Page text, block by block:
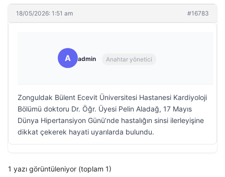
18/05/2026: 1:51 am #16783
A admin Anahtar yönetici
Zonguldak Bülent Ecevit Üniversitesi Hastanesi Kardiyoloji
Bölümü doktoru Dr. Öğr. Üyesi Pelin Aladağ, 17 Mayıs
Dünya Hipertansiyon Günü’nde hastalığın sinsi ilerleyişine
dikkat çekerek hayati uyarılarda bulundu.
1 yazı görüntüleniyor (toplam 1)